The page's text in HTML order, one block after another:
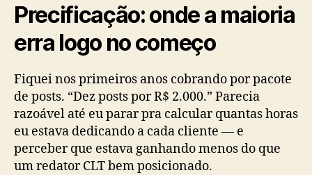
Precificação: onde a maioria
erra logo no começo
Fiquei nos primeiros anos cobrando por pacote
de posts. “Dez posts por R$ 2.000.” Parecia
razoável até eu parar pra calcular quantas horas
eu estava dedicando a cada cliente — e
perceber que estava ganhando menos do que
um redator CLT bem posicionado.